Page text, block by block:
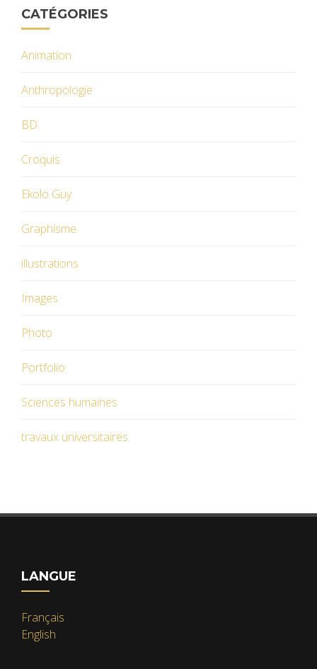
CATÉGORIES
Animation
Anthropologie
BD
Croquis
Ekolo Guy
Graphisme
illustrations
Images
Photo
Portfolio
Sciences humaines
travaux universitaires
LANGUE
Français
English